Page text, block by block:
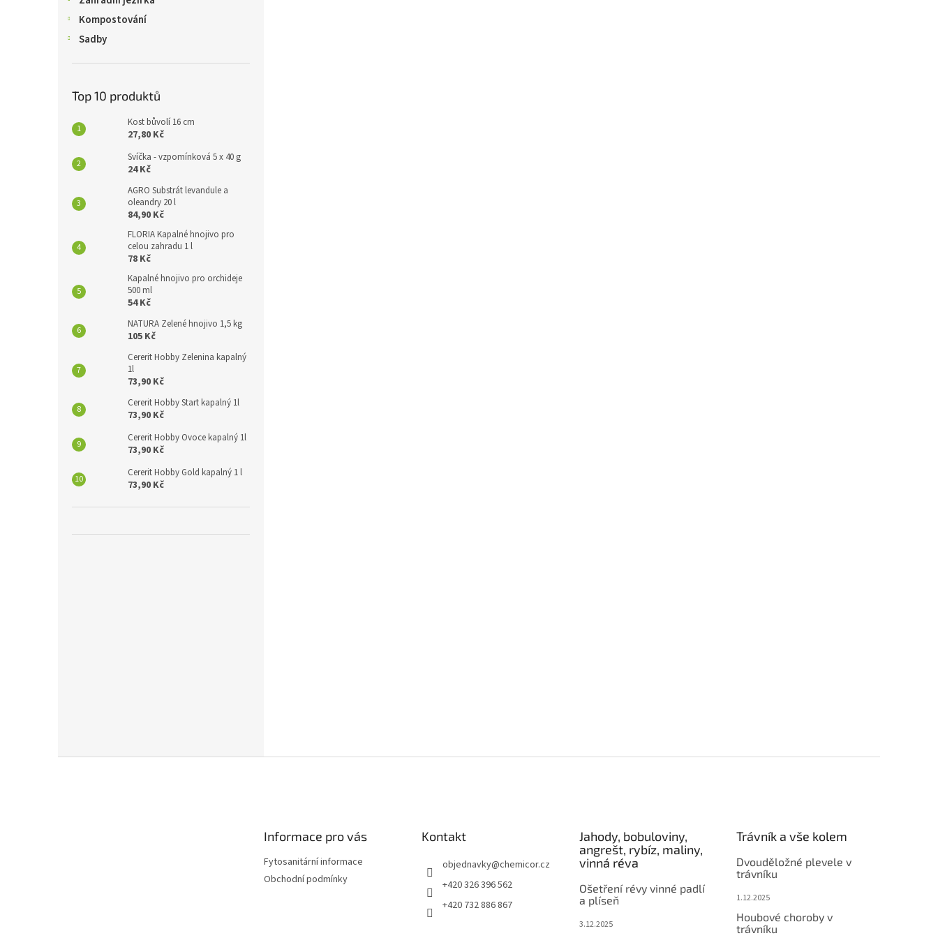
Kompostování
Sadby
Top 10 produktů
Kost bůvolí 16 cm
27,80 Kč
Svíčka - vzpomínková 5 x 40 g
24 Kč
AGRO Substrát levandule a
oleandry 20 l
84,90 Kč
FLORIA Kapalné hnojivo pro
celou zahradu 1 l
78 Kč
Kapalné hnojivo pro orchideje
500 ml
54 Kč
NATURA Zelené hnojivo 1,5 kg
105 Kč
Cererit Hobby Zelenina kapalný
1l
73,90 Kč
Cererit Hobby Start kapalný 1l
73,90 Kč
Cererit Hobby Ovoce kapalný 1l
73,90 Kč
Cererit Hobby Gold kapalný 1 l
73,90 Kč
Informace pro vás
Fytosanitární informace
Obchodní podmínky
Kontakt
objednavky@chemicor.cz
+420 326 396 562
+420 732 886 867
Jahody, bobuloviny,
angrešt, rybíz, maliny,
vinná réva
Ošetření révy vinné padlí
a plíseň
3.12.2025
Trávník a vše kolem
Dvouděložné plevele v
trávníku
1.12.2025
Houbové choroby v
trávníku